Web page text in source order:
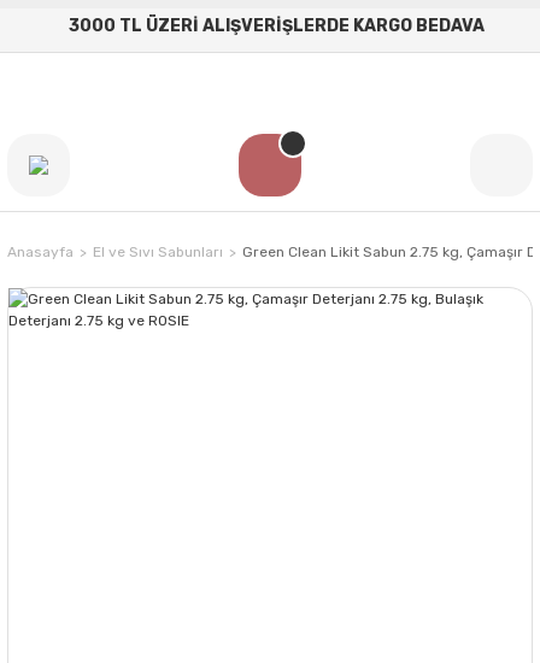
3000 TL ÜZERİ ALIŞVERİŞLERDE KARGO BEDAVA
Anasayfa El ve Sıvı Sabunları Green Clean Likit Sabun 2.75 kg, Çamaşır